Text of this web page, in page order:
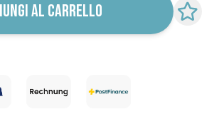
AL CARRELLO